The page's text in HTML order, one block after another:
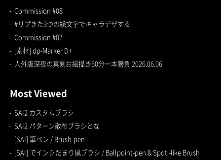
Commission #08
#リプきた3つの絵文字でキャラデザする
Commission #07
[素材] dp-Marker D+
人外版深夜の真剣お絵描き60分一本勝負 2026.06.06
Most Viewed
SAI2 カスタムブラシ
SAI2 パターン散布ブラシとな
[SAI] 筆ペン / Brush-pen
[SAI] でインクだまり風ブラシ / Ballpoint-pen & Spot -like Brush